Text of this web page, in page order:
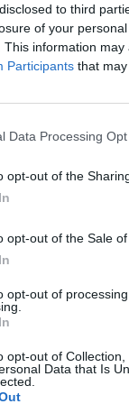
to third
of your
This information
Participants that
Data Processing
opt-out of the
opt-out of the Sale
opt-out of
opt-out of
Data that Is
ser assistent de Martí
League i d’on van
equip descendit de la
quan ja feia dues
i només podíem
molt irregular,...
"Als meus
primer llibre de
la
Neix fa tres anys,
vaig arribar a Girona
ha diversos itineraris.
món del pernil
i va crear
esdeveniments, en